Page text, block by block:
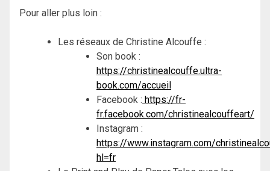
Pour aller plus loin :
Les réseaux de Christine Alcouffe :
Son book :
https://christinealcouffe.ultra-
book.com/accueil
Facebook : https://fr-
fr.facebook.com/christinealcouffeart/
Instagram :
https://www.instagram.com/
hl=fr